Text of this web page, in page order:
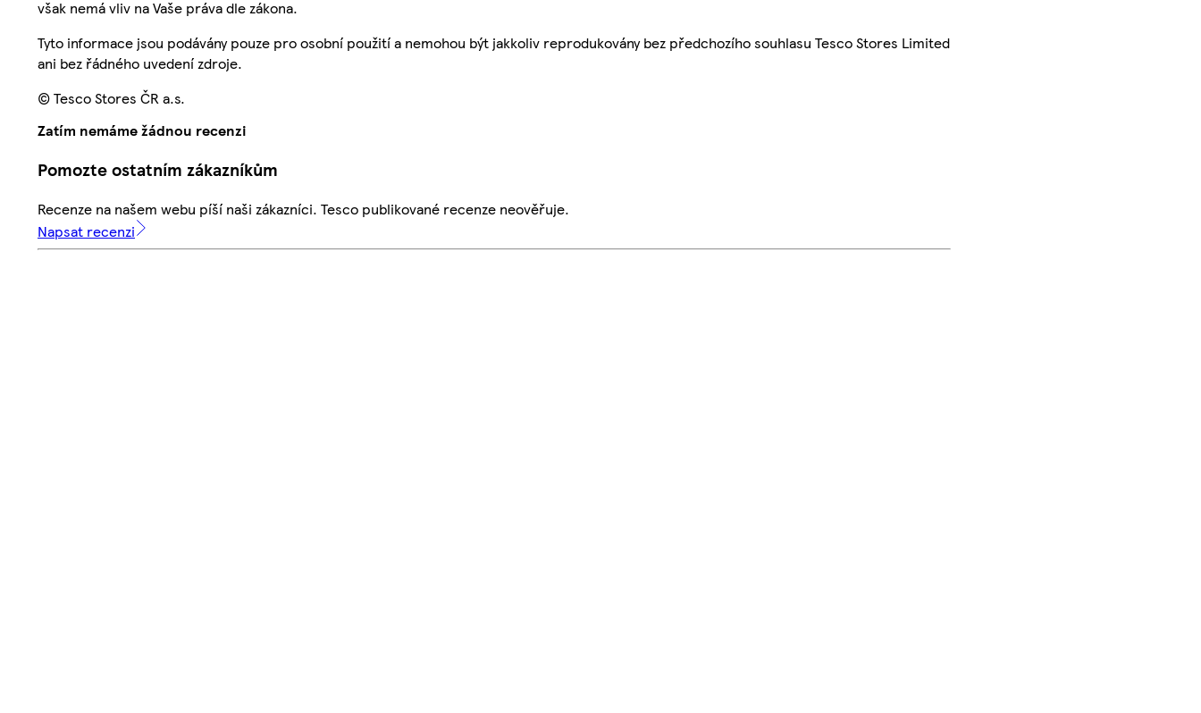
však nemá vliv na Vaše práva dle zákona.
Tyto informace jsou podávány pouze pro osobní použití a nemohou být jakkoliv reprodukovány bez předchozího souhlasu Tesco Stores Limited
ani bez řádného uvedení zdroje.
© Tesco Stores ČR a.s.
Zatím nemáme žádnou recenzi
Pomozte ostatním zákazníkům
Recenze na našem webu píší naši zákazníci. Tesco publikované recenze neověřuje.
Napsat recenzi